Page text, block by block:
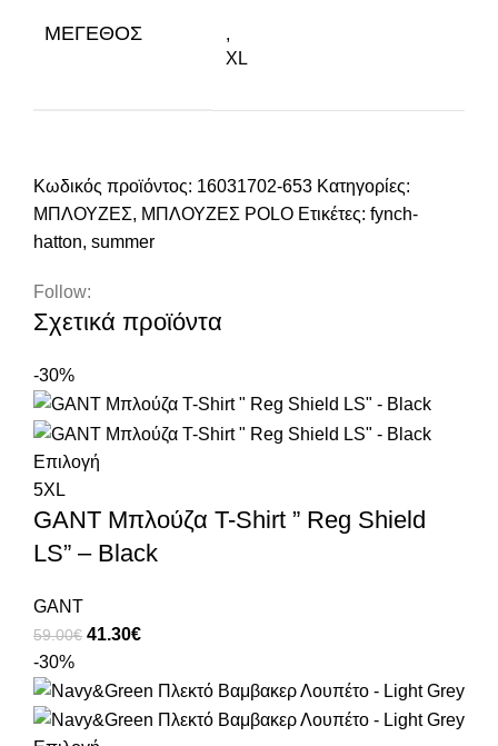
ΜΈΓΕΘΟΣ
,
XL
Κωδικός προϊόντος: 16031702-653 Κατηγορίες:
ΜΠΛΟΥΖΕΣ, ΜΠΛΟΥΖΕΣ POLO Ετικέτες: fynch-
hatton, summer
Follow:
Σχετικά προϊόντα
-30%
Επιλογή
5XL
GANT Μπλούζα T-Shirt ” Reg Shield
LS” – Black
GANT
59.00€ 41.30€
-30%